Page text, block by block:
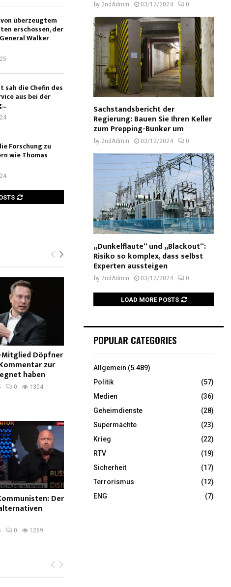
überzeugtem
erschossen, der
Walker
sah die Chefin des
aus bei der
Forschung zu
wie Thomas
Döpfner
zur
haben
0 1304
Der
0 1269
by 2ndAdmin 03/12/2024 0
Sachstandsbericht der
Regierung: Bauen Sie Ihren Keller
zum Prepping-Bunker um
by 2ndAdmin 03/12/2024 0
„Dunkelflaute“ und „Blackout“:
Risiko so komplex, dass selbst
Experten aussteigen
by 2ndAdmin 03/12/2024 0
LOAD MORE POSTS
POPULAR CATEGORIES
Allgemein (5.489)
Politik
(57)
Medien
(36)
Geheimdienste
(28)
Supermächte
(23)
Krieg
(22)
RTV
(19)
Sicherheit
(17)
Terrorismus
(12)
ENG
(7)